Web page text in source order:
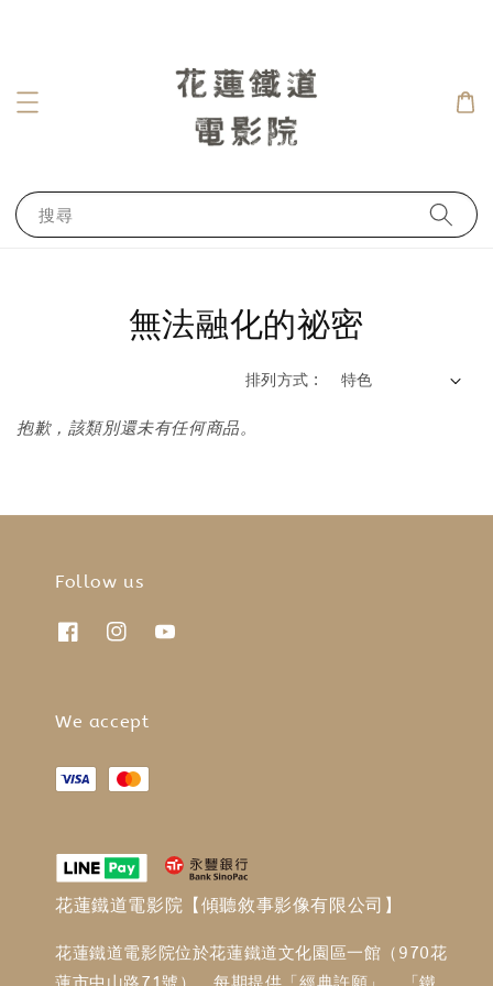
搜尋
無法融化的祕密
排列方式 :
抱歉，該類別還未有任何商品。
Follow us
We accept
花蓮鐵道電影院【傾聽敘事影像有限公司】
花蓮鐵道電影院位於花蓮鐵道文化園區一館（970花